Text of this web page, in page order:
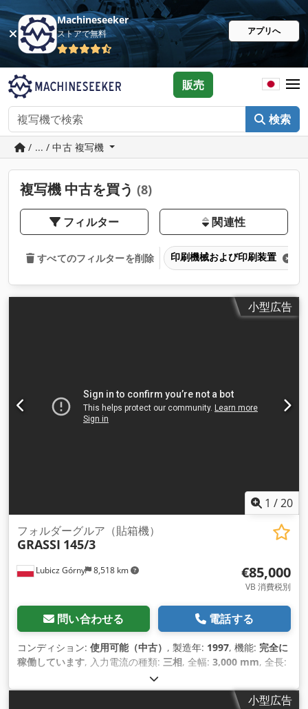
Machineseeker
ストアで無料 アプリへ
検索
販売
/ ... / 中古 複写機
複写機 中古を買う (8)
フィルター 関連性
すべてのフィルターを削除 印刷機械および印刷装置
小型広告
1 /20
Lubicz Górny 8,518 km
フォルダーグルア（貼箱機）
GRASSI 145/3
€85,000
VB 消費税別
問い合わせる 電話する
コンディション: 使用可能（中古） , 製造年: 1997, 機能: 完全に
稼働しています, 入力電流の種類: 三相, 全幅: 3,000 mm, 全長:
, 総重量:
ム）,
小型広告